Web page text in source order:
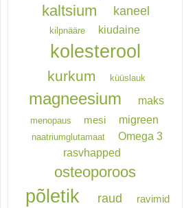
kaltsium kaneel
kilpnääre kiudaine
kolesterool
kurkum küüslauk
magneesium maks
menopaus mesi migreen
naatriumglutamaat
Omega 3
rasvhapped
osteoporoos
põletik raud ravimid